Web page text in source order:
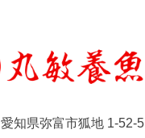
愛知県弥富市狐地 1-52-5